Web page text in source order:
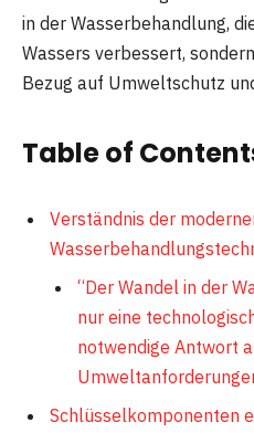
in der Wasserbehandlung,
Wassers verbessert,
Bezug auf Umweltschutz
Table of
Verständnis der
“Der Wandel in der
nur eine
notwendige Antwort
Schlüsselkomponenten